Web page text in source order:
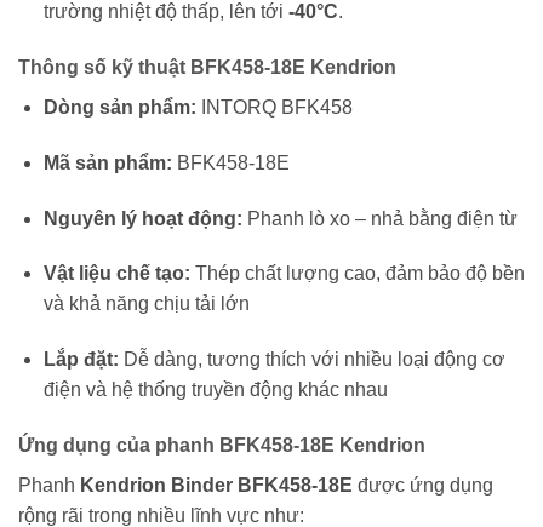
trường nhiệt độ thấp, lên tới -40°C.
Thông số kỹ thuật BFK458-18E Kendrion
Dòng sản phẩm: INTORQ BFK458
Mã sản phẩm: BFK458-18E
Nguyên lý hoạt động: Phanh lò xo – nhả bằng điện từ
Vật liệu chế tạo: Thép chất lượng cao, đảm bảo độ bền
và khả năng chịu tải lớn
Lắp đặt: Dễ dàng, tương thích với nhiều loại động cơ
điện và hệ thống truyền động khác nhau
Ứng dụng của phanh BFK458-18E Kendrion
Phanh Kendrion Binder BFK458-18E được ứng dụng
rộng rãi trong nhiều lĩnh vực như: